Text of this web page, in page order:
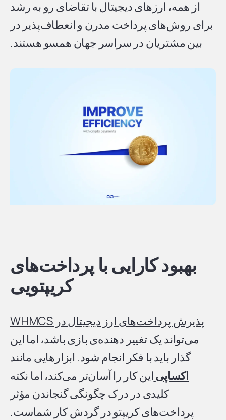
از همه، ارزهای دیجیتال با تقاضای رو به رشد
برای روش‌های پرداخت مدرن و انعطاف‌پذیر در
بین مشتریان در سراسر جهان همسو هستند.
بهبود کارایی با پرداخت‌های
کریپتویی
پذیرش پرداخت‌های ارز دیجیتال در WHMCS
می‌تواند یک تغییر دهنده‌ی بازی باشد، اما این
گذار باید با فکر انجام شود. ابزارهایی مانند
اکساپیاین کار را آسان‌تر می‌کند، اما نکته
کلیدی در درک چگونگی گنجاندن مؤثر
پرداخت‌های کریپتو در گردش کار شماست.